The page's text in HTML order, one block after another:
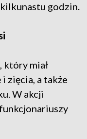
godzin.
który miał
zięcia, a także
W akcji